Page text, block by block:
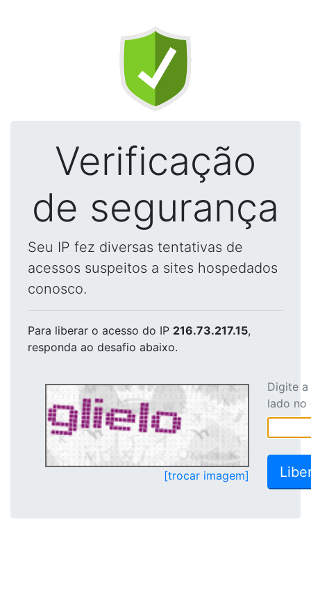
Verificação
de segurança
Seu IP fez diversas tentativas de
acessos suspeitos a sites hospedados
conosco.
Para liberar o acesso do IP 216.73.217.15,
responda ao desafio abaixo.
[trocar imagem]
Digite
lado no